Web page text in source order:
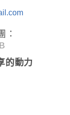
：
的動力